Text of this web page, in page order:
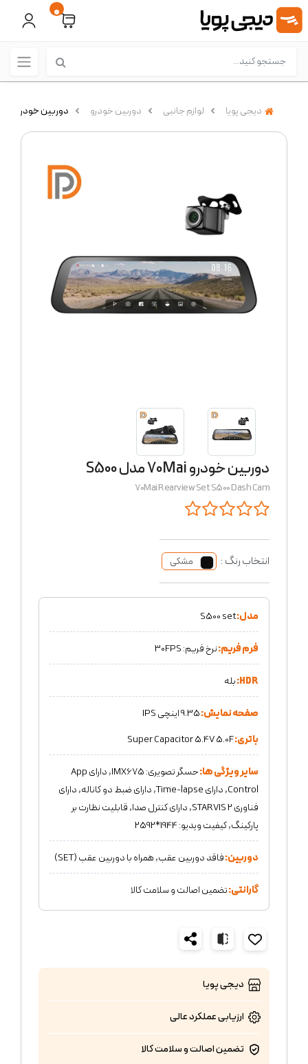
0
دیجی پویا لوازم جانبی دوربین خودرو دوربین خودرو 70Mai مدل S500
دوربین خودرو 70Mai مدل S500
70Mai Rearview Set S500 Dash Cam
انتخاب رنگ : مشکی
مدل:S500 set
فرم فریم:نرخ فریم: 30FPS
HDR: بله
صفحه نمایش:9.35 اینچی IPS
باتری:Super Capacitor 5.4V 5.0F
سایر ویژگی ها:
حسگر تصویری: IMX675, دارای App
Control, دارای Time-lapse, دارای ضبط دو کاناله, دارای
فناوری STARVIS 2, دارای کنترل صدا, قابلیت نظارت بر
پارکینگ, کیفیت ویدیو: 1944*2592
دوربین:فاقد دوربین عقب, همراه با دوربین عقب (SET)
گارانتی:تضمین اصالت و سلامت کالا
دیجی پویا
ارزیابی عملکردعالی
تضمین اصالت و سلامت کالا